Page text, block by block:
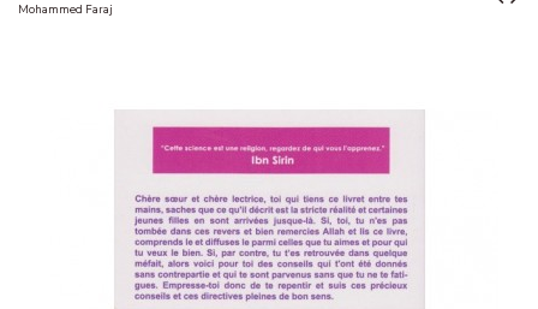
Mohammed Faraj